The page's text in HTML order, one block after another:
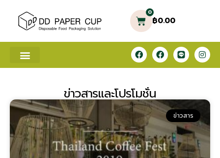
฿0.00
0
ข่าวสารและโปรโมชั่น
ข่าวสาร